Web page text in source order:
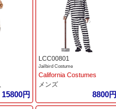
15800円
LCC00801
Jailbird Costume
California Costumes
メンズ
8800円